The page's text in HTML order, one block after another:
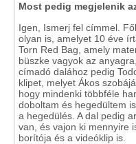
Most pedig megjelenik
Igen, Ismerj fel címmel.
olyan is, amelyet 10 éve
Torn Red Bag, amely
büszke vagyok az
címadó dalához pedig
klipet, melyet Ákos
hogy mindenki többféle
doboltam és hegedültem
a hegedülés. A dal pedig
van, és vajon ki mennyire
borítója és a videóklip is.